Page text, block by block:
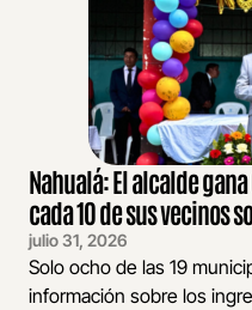
Nahualá: El alcalde
cada 10 de sus vecinos
julio 31, 2026
Solo ocho de las 19
información sobre los